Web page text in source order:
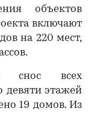
объектов
включают
на 220 мест,
снос всех
девяти этажей
19 домов. Из